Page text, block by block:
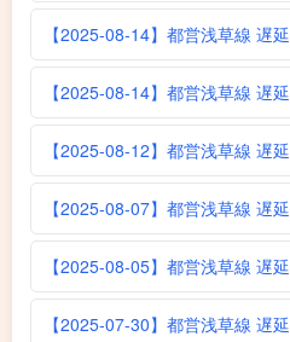
【2025-08-14】都営浅草線 遅延
【2025-08-14】都営浅草線 遅延
【2025-08-12】都営浅草線 遅延
【2025-08-07】都営浅草線 遅延
【2025-08-05】都営浅草線 遅延
【2025-07-30】都営浅草線 遅延